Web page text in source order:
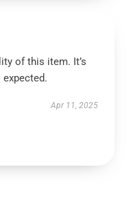
of this item. It’s
Apr 11, 2025